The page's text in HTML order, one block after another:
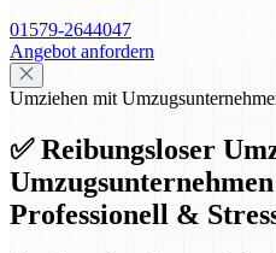
01579-2644047
Angebot anfordern
Umziehen mit
✅ Reibungsloser
Professionell &